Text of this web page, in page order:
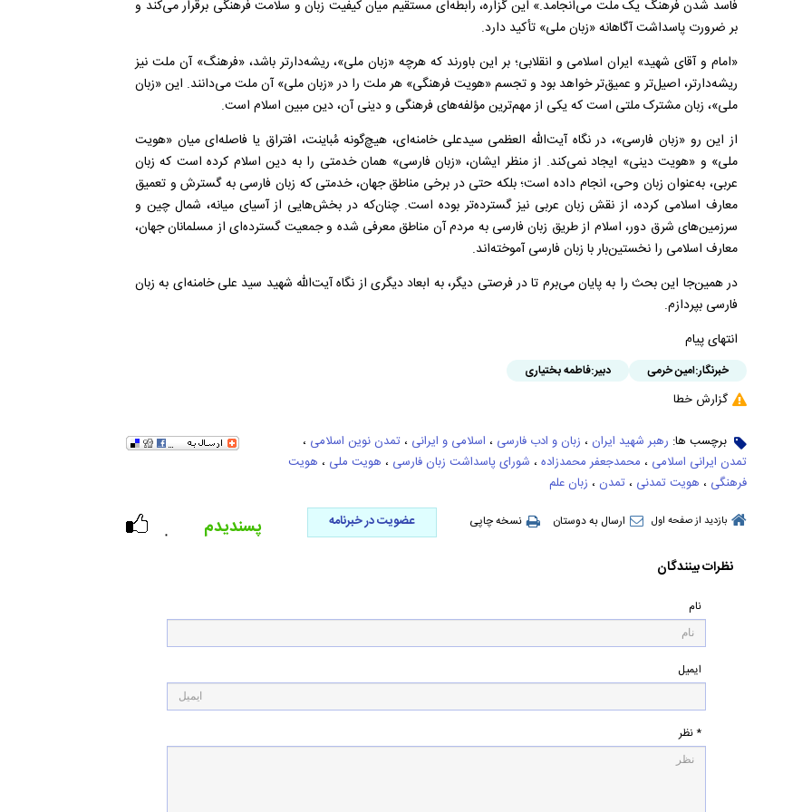
فاسد شدن فرهنگ یک ملت می‌انجامد.» این گزاره، رابطه‌ای مستقیم میان کیفیت زبان و سلامت فرهنگی برقرار می‌کند و
بر ضرورت پاسداشت آگاهانه «زبان ملی» تأکید دارد.
«امام و آقای شهید» ایران اسلامی و انقلابی؛ بر این باورند که هرچه «زبان ملی»، ریشه‌دارتر باشد، «فرهنگ» آن ملت نیز
ریشه‌دارتر، اصیل‌تر و عمیق‌تر خواهد بود و تجسم «هویت فرهنگی» هر ملت را در «زبان ملی» آن ملت می‌دانند. این «زبان
ملی»، زبان مشترک ملتی است که یکی از مهم‌ترین مؤلفه‌های فرهنگی و دینی آن، دین مبین اسلام است.
از این‌ رو «زبان فارسی»، در نگاه آیت‌الله العظمی سیدعلی خامنه‌ای، هیچ‌گونه مُباینت، افتراق یا فاصله‌ای میان «هویت
ملی» و «هویت دینی» ایجاد نمی‌کند. از منظر ایشان، «زبان فارسی» همان خدمتی را به دین اسلام کرده است که زبان
عربی، به‌عنوان زبان وحی، انجام داده است؛ بلکه حتی در برخی مناطق جهان، خدمتی که زبان فارسی به گسترش و تعمیق
معارف اسلامی کرده، از نقش زبان عربی نیز گسترده‌تر بوده است. چنان‌که در بخش‌هایی از آسیای میانه، شمال چین و
سرزمین‌های شرق دور، اسلام از طریق زبان فارسی به مردم آن مناطق معرفی شده و جمعیت گسترده‌ای از مسلمانان جهان،
معارف اسلامی را نخستین‌بار با زبان فارسی آموخته‌اند.
در همین‌جا این بحث را به پایان می‌برم تا در فرصتی دیگر، به ابعاد دیگری از نگاه آیت‌الله شهید سید علی خامنه‌ای به زبان
فارسی بپردازم.
انتهای پیام
خبرنگار:امین خرمی دبیر:فاطمه بختیاری
گزارش خطا
برچسب ها: رهبر شهید ایران ، زبان و ادب فارسی ، اسلامی و ایرانی ، تمدن نوین اسلامی ،
تمدن ایرانی اسلامی ، محمدجعفر محمدزاده ، شورای پاسداشت زبان فارسی ، هویت ملی ، هویت
فرهنگی ، هویت تمدنی ، تمدن ، زبان علم
بازدید از صفحه اول ارسال به دوستان نسخه چاپی عضویت در خبرنامه
۰ پسندیدم
نظرات بینندگان
نام
ایمیل
* نظر